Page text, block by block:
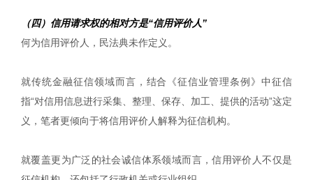
（四）信用请求权的相对方是“信用评价人”
何为信用评价人，民法典未作定义。
就传统金融征信领域而言，结合《征信业管理条例》中征信
指“对信用信息进行采集、整理、保存、加工、提供的活动”这定
义，笔者更倾向于将信用评价人解释为征信机构。
就覆盖更为广泛的社会诚信体系领域而言，信用评价人不仅是